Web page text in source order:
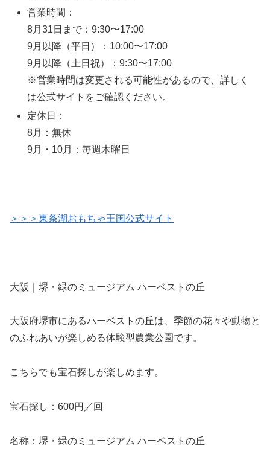
営業時間：
8月31日まで：9:30〜17:00
9月以降（平日）：10:00〜17:00
9月以降（土日祝）：9:30〜17:00
※営業時間は変更される可能性があるので、詳しく
は公式サイトをご確認ください。
定休日：
8月：無休
9月・10月：毎週木曜日
＞＞＞東条湖おもちゃ王国公式サイト
大阪｜堺・緑のミュージアム ハーベストの丘
大阪府堺市にあるハーベストの丘は、季節の花々や動物と
のふれあいが楽しめる体験型農業公園です。
こちらでも宝石探しが楽しめます。
宝石探し：600円／回
名称：堺・緑のミュージアム ハーベストの丘